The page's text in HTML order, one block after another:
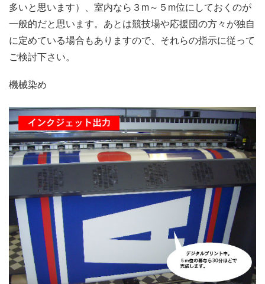
多いと思います）、室内なら３m～５m位にしておくのが
一般的だと思います。あとは競技場や応援団の方々が独自
に定めている場合もありますので、それらの指示に従って
ご検討下さい。
機械染め